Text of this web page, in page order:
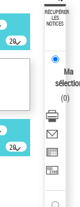
20
résultats/page
20
résultats/page
RÉCUPÉRER
LES
NOTICES
Ma
(0)